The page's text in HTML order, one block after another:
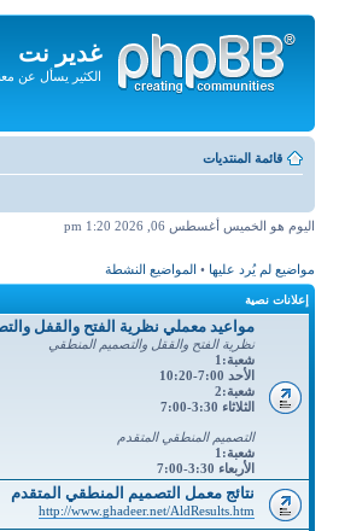
غدير نت
الكثير يسأل عن
المحتويات
قائمة المنتديات
اليوم هو الخميس أغسطس 06, 2026 1:20 pm
مواضيع لم يُرد عليها • المواضيع النشطة
إعلانات نصية
مواعيد معملي نظرية الفتح والقفل
نظرية الفتح والققل والتصميم المنطقي
شعبة:1
الأحد 7:00-10:20
شعبة:2
الثلاثاء 3:30-7:00
التصميم المنطقي المتقدم
شعبة:1
الأربعاء 3:30-7:00
نتائج معمل التصميم المنطقي المتقدم
http://www.ghadeer.net/AldResults.htm